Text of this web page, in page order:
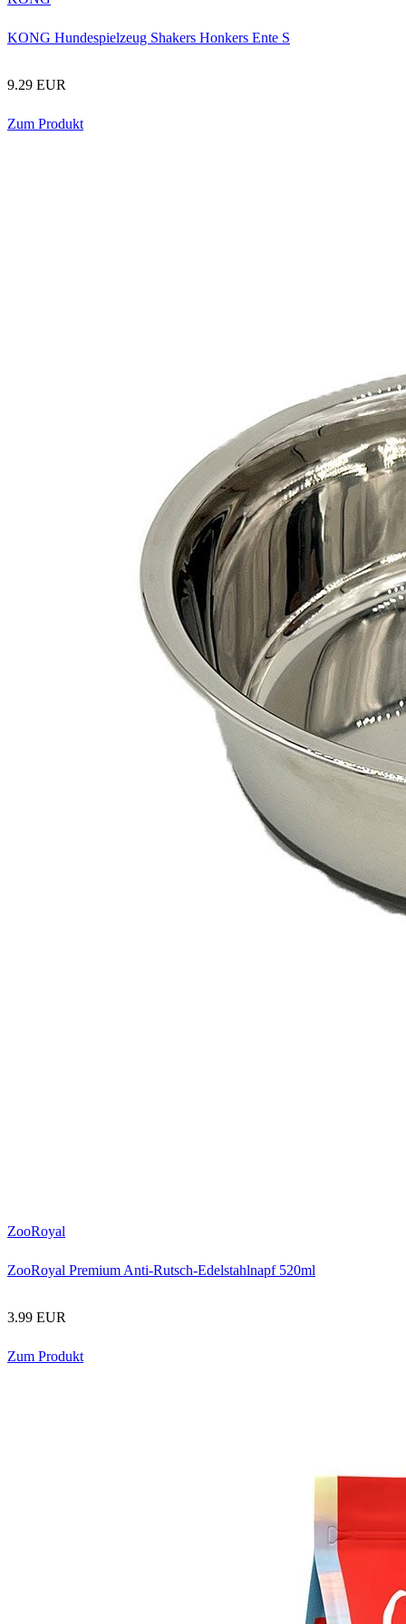
KONG Hundespielzeug Shakers Honkers Ente S
9.29 EUR
Zum Produkt
ZooRoyal
ZooRoyal Premium Anti-Rutsch-Edelstahlnapf 520ml
3.99 EUR
Zum Produkt